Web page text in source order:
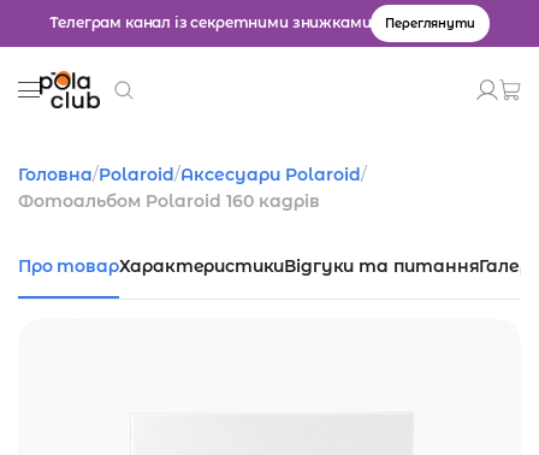
Телеграм канал із секретними знижками Переглянути
Товари
Введіть значення для пошуку.
Головна/Polaroid/Аксесуари Polaroid/
Фотоальбом Polaroid 160 кадрів
Про товарХарактеристикиВідгуки та питання